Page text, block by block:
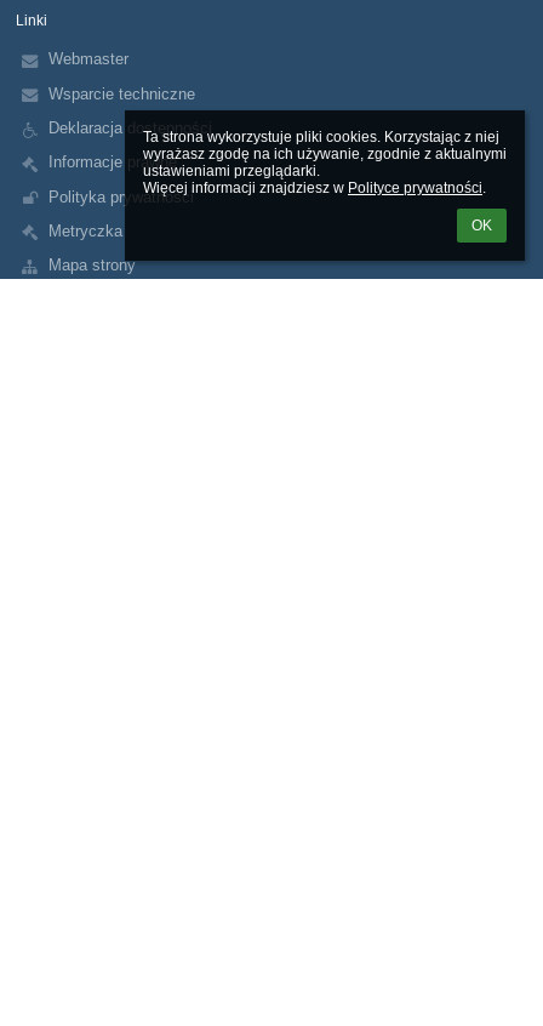
Ta strona wykorzystuje pliki cookies. Korzystając z niej
wyrażasz zgodę na ich używanie, zgodnie z aktualnymi
ustawieniami przeglądarki.
Więcej informacji znajdziesz w Polityce prywatności.
OK
Linki
Webmaster
Wsparcie techniczne
Deklaracja dostępności
Informacje prawne
Polityka prywatności
Metryczka
Mapa strony